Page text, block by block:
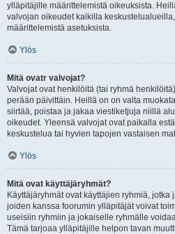
ylläpitäjille määrittelemistä oikeuksista.
valvojan oikeudet kaikilla
määrittelemistä asetuksista.
Ylös
Mitä ovatr valvojat?
Valvojat ovat henkilöitä (tai ryhmä
perään päivittäin. Heillä on on valta
siirtää, poistaa ja jakaa viestiketjuja niillä
oikeudet. Yleensä valvojat ovat paikalla
keskustelua tai hyvien tapojen vastaisen
Ylös
Mitä ovat käyttäjäryhmät?
Käyttäjäryhmät ovat käyttäjien ryhmiä,
joiden kanssa foorumin ylläpitäjät voivat
useisiin ryhmiin ja jokaiselle ryhmälle
Tämä tarjoaa ylläpitäjille helpon tavan